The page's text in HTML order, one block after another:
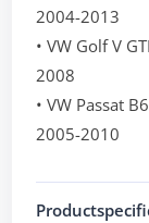
2004-2013
• VW Golf V
2008
• VW Passat
2005-2010